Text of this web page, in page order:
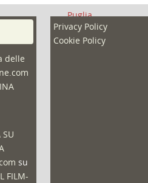
Puglia
Redazioni
delle
su
FILM-
Privacy Policy
Cookie Policy